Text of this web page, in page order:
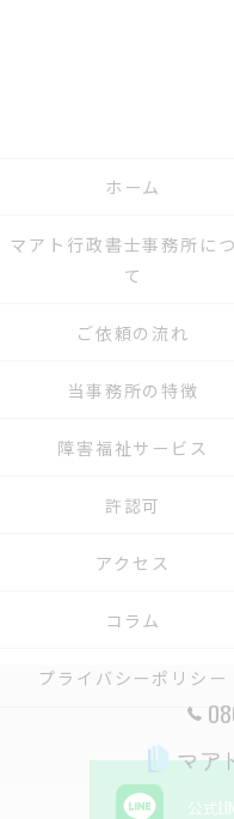
公式
ホーム
マアト行政書士事務所に
て
ご依頼の流れ
当事務所の特徴
障害福祉サービス
許認可
アクセス
コラム
プライバシーポリシー